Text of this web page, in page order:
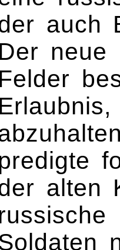
auch
Der neue
Felder
alten